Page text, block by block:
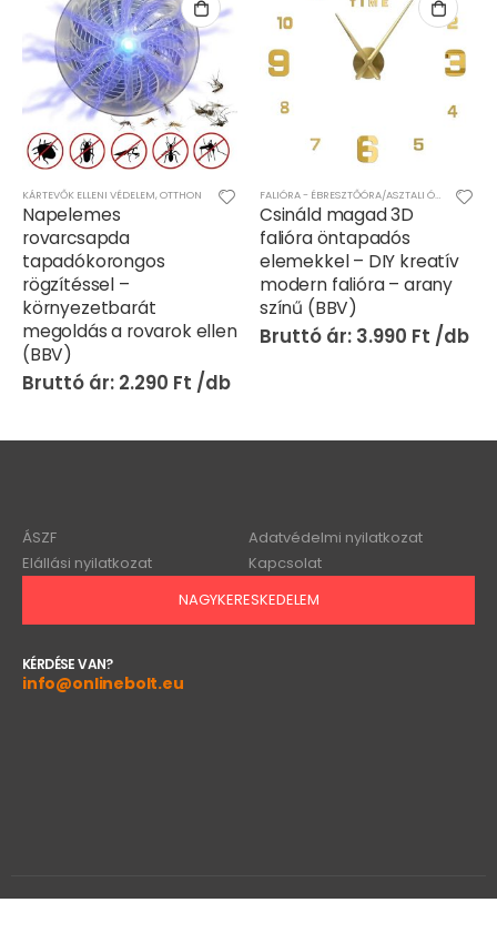
KÁRTEVŐK ELLENI VÉDELEM,OTTHON
Napelemes
rovarcsapda
tapadókorongos
rögzítéssel –
környezetbarát
megoldás a rovarok ellen
(BBV)
2.290 Ft
FALIÓRA - ÉBRESZTŐÓRA/ASZTALI ÓRA OTTHON
Csináld magad 3D
falióra öntapadós
elemekkel – DIY kreatív
modern falióra – arany
színű (BBV)
3.990 Ft
ÁSZF
Adatvédelmi nyilatkozat
Elállási nyilatkozat
Kapcsolat
NAGYKERESKEDELEM
KÉRDÉSE VAN?
info@onlinebolt.eu